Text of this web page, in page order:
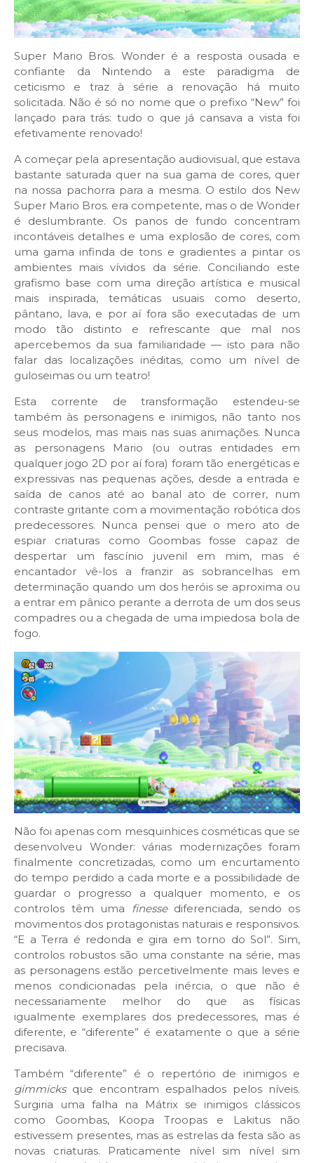
Super Mario Bros. Wonder é a resposta ousada e
confiante da Nintendo a este paradigma de
ceticismo e traz à série a renovação há muito
solicitada. Não é só no nome que o prefixo “New” foi
lançado para trás: tudo o que já cansava a vista foi
efetivamente renovado!
A começar pela apresentação audiovisual, que estava
bastante saturada quer na sua gama de cores, quer
na nossa pachorra para a mesma. O estilo dos New
Super Mario Bros. era competente, mas o de Wonder
é deslumbrante. Os panos de fundo concentram
incontáveis detalhes e uma explosão de cores, com
uma gama infinda de tons e gradientes a pintar os
ambientes mais vívidos da série. Conciliando este
grafismo base com uma direção artística e musical
mais inspirada, temáticas usuais como deserto,
pântano, lava, e por aí fora são executadas de um
modo tão distinto e refrescante que mal nos
apercebemos da sua familiaridade — isto para não
falar das localizações inéditas, como um nível de
guloseimas ou um teatro!
Esta corrente de transformação estendeu-se
também às personagens e inimigos, não tanto nos
seus modelos, mas mais nas suas animações. Nunca
as personagens Mario (ou outras entidades em
qualquer jogo 2D por aí fora) foram tão energéticas e
expressivas nas pequenas ações, desde a entrada e
saída de canos até ao banal ato de correr, num
contraste gritante com a movimentação robótica dos
predecessores. Nunca pensei que o mero ato de
espiar criaturas como Goombas fosse capaz de
despertar um fascínio juvenil em mim, mas é
encantador vê-los a franzir as sobrancelhas em
determinação quando um dos heróis se aproxima ou
a entrar em pânico perante a derrota de um dos seus
compadres ou a chegada de uma impiedosa bola de
fogo.
Não foi apenas com mesquinhices cosméticas que se
desenvolveu Wonder: várias modernizações foram
finalmente concretizadas, como um encurtamento
do tempo perdido a cada morte e a possibilidade de
guardar o progresso a qualquer momento, e os
controlos têm uma
finesse diferenciada, sendo os
movimentos dos protagonistas naturais e responsivos.
“E a Terra é redonda e gira em torno do Sol”. Sim,
controlos robustos são uma constante na série, mas
as personagens estão percetivelmente mais leves e
menos condicionadas pela inércia, o que não é
necessariamente melhor do que as físicas
igualmente exemplares dos predecessores, mas é
diferente, e “diferente” é exatamente o que a série
precisava.
Também “diferente” é o repertório de inimigos e
gimmicksque encontram espalhados pelos níveis.
Surgiria uma falha na Mátrix se inimigos clássicos
como Goombas, Koopa Troopas e Lakitus não
estivessem presentes, mas as estrelas da festa são as
novas criaturas. Praticamente nível sim nível sim